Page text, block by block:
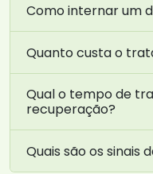
Como internar um
Quanto custa o
Qual o tempo de
recuperação?
Quais são os sinais